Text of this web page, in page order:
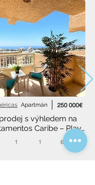
Apartmán 250 000€
s výhledem na
Caribe – Playa
1 1 62 m²